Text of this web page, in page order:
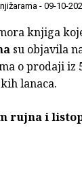
- 09-10-
knjiga
su objavila
o prodaji iz
lanaca.
rujna i